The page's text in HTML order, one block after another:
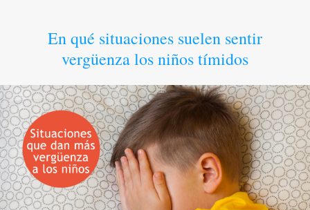
En qué situaciones suelen sentir
vergüenza los niños tímidos